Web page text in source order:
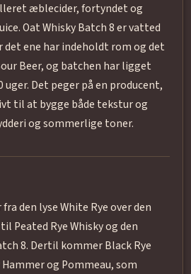
æblecider, fortyndet og
Oat Whisky Batch 8 er vatted
det ene har indeholdt rom og det
Beer, og batchen har ligget
uger. Det peger på en producent,
til at bygge både tekstur og
og sommerlige toner.
den lyse White Rye over den
Peated Rye Whisky og den
8. Dertil kommer Black Rye
og Pommeau, som